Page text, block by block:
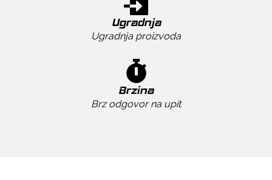
Ugradnja
Ugradnja proizvoda
Brzina
Brz odgovor na upit